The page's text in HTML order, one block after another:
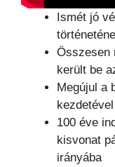
Ismét jó
Összesen
került be
Megújul a
100 éve
kisvonat
irányába